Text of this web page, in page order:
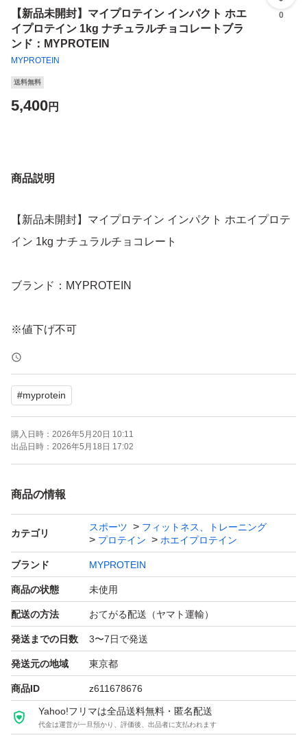
【新品未開封】マイプロテイン インパクト ホエ
イプロテイン 1kg ナチュラルチョコレートブラ
ンド：MYPROTEIN
MYPROTEIN
0
送料無料
5,400円
商品説明
【新品未開封】マイプロテイン インパクト ホエイプロテ
イン 1kg ナチュラルチョコレート
ブランド：MYPROTEIN
※値下げ不可
#myprotein
購入日時： 2026年5月20日 10:11
出品日時： 2026年5月18日 17:02
商品の情報
カテゴリ
スポーツ
フィットネス、トレーニング
プロテイン
ホエイプロテイン
ブランド MYPROTEIN
商品の状態 未使用
配送の方法 おてがる配送（ヤマト運輸）
発送までの日数 3〜7日で発送
発送元の地域 東京都
商品ID z611678676
Yahoo!フリマは全品送料無料・匿名配送
代金は運営が一旦預かり、評価後、出品者に支払われます